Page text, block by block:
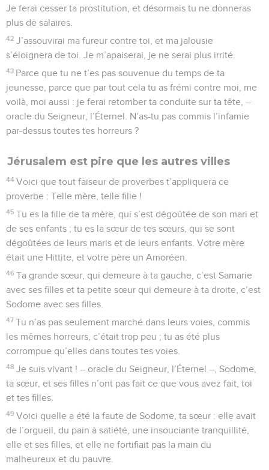
Je ferai cesser ta prostitution, et désormais tu ne donneras
plus de salaires.
42 J’assouvirai ma fureur contre toi, et ma jalousie
s’éloignera de toi. Je m’apaiserai, je ne serai plus irrité.
43 Parce que tu ne t’es pas souvenue du temps de ta
jeunesse, parce que par tout cela tu as frémi contre moi, me
voilà, moi aussi : je ferai retomber ta conduite sur ta tête, –
oracle du Seigneur, l’Éternel. N’as-tu pas commis l’infamie
par-dessus toutes tes horreurs ?
Jérusalem est pire que les autres villes
44 Voici que tout faiseur de proverbes t’appliquera ce
proverbe : Telle mère, telle fille !
45 Tu es la fille de ta mère, qui s’est dégoûtée de son mari et
de ses enfants ; tu es la sœur de tes sœurs, qui se sont
dégoûtées de leurs maris et de leurs enfants. Votre mère
était une Hittite, et votre père un Amoréen.
46 Ta grande sœur, qui demeure à ta gauche, c’est Samarie
avec ses filles et ta petite sœur qui demeure à ta droite, c’est
Sodome avec ses filles.
47 Tu n’as pas seulement marché dans leurs voies, commis
les mêmes horreurs, c’était trop peu ; tu as été plus
corrompue qu’elles dans toutes tes voies.
48 Je suis vivant ! – oracle du Seigneur, l’Éternel –, Sodome,
ta sœur, et ses filles n’ont pas fait ce que vous avez fait, toi
et tes filles.
49 Voici quelle a été la faute de Sodome, ta sœur : elle avait
de l’orgueil, du pain à satiété, une insouciante tranquillité,
elle et ses filles, et elle ne fortifiait pas la main du
malheureux et du pauvre.